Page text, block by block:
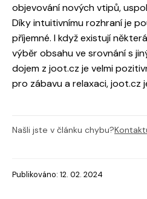
objevování nových vtipů,
Díky intuitivnímu rozhraní je
příjemné. I když existují
výběr obsahu ve srovnání s
dojem z joot.cz je velmi
pro zábavu a relaxaci, joot.cz
Našli jste v článku chybu?
Publikováno: 12. 02. 2024